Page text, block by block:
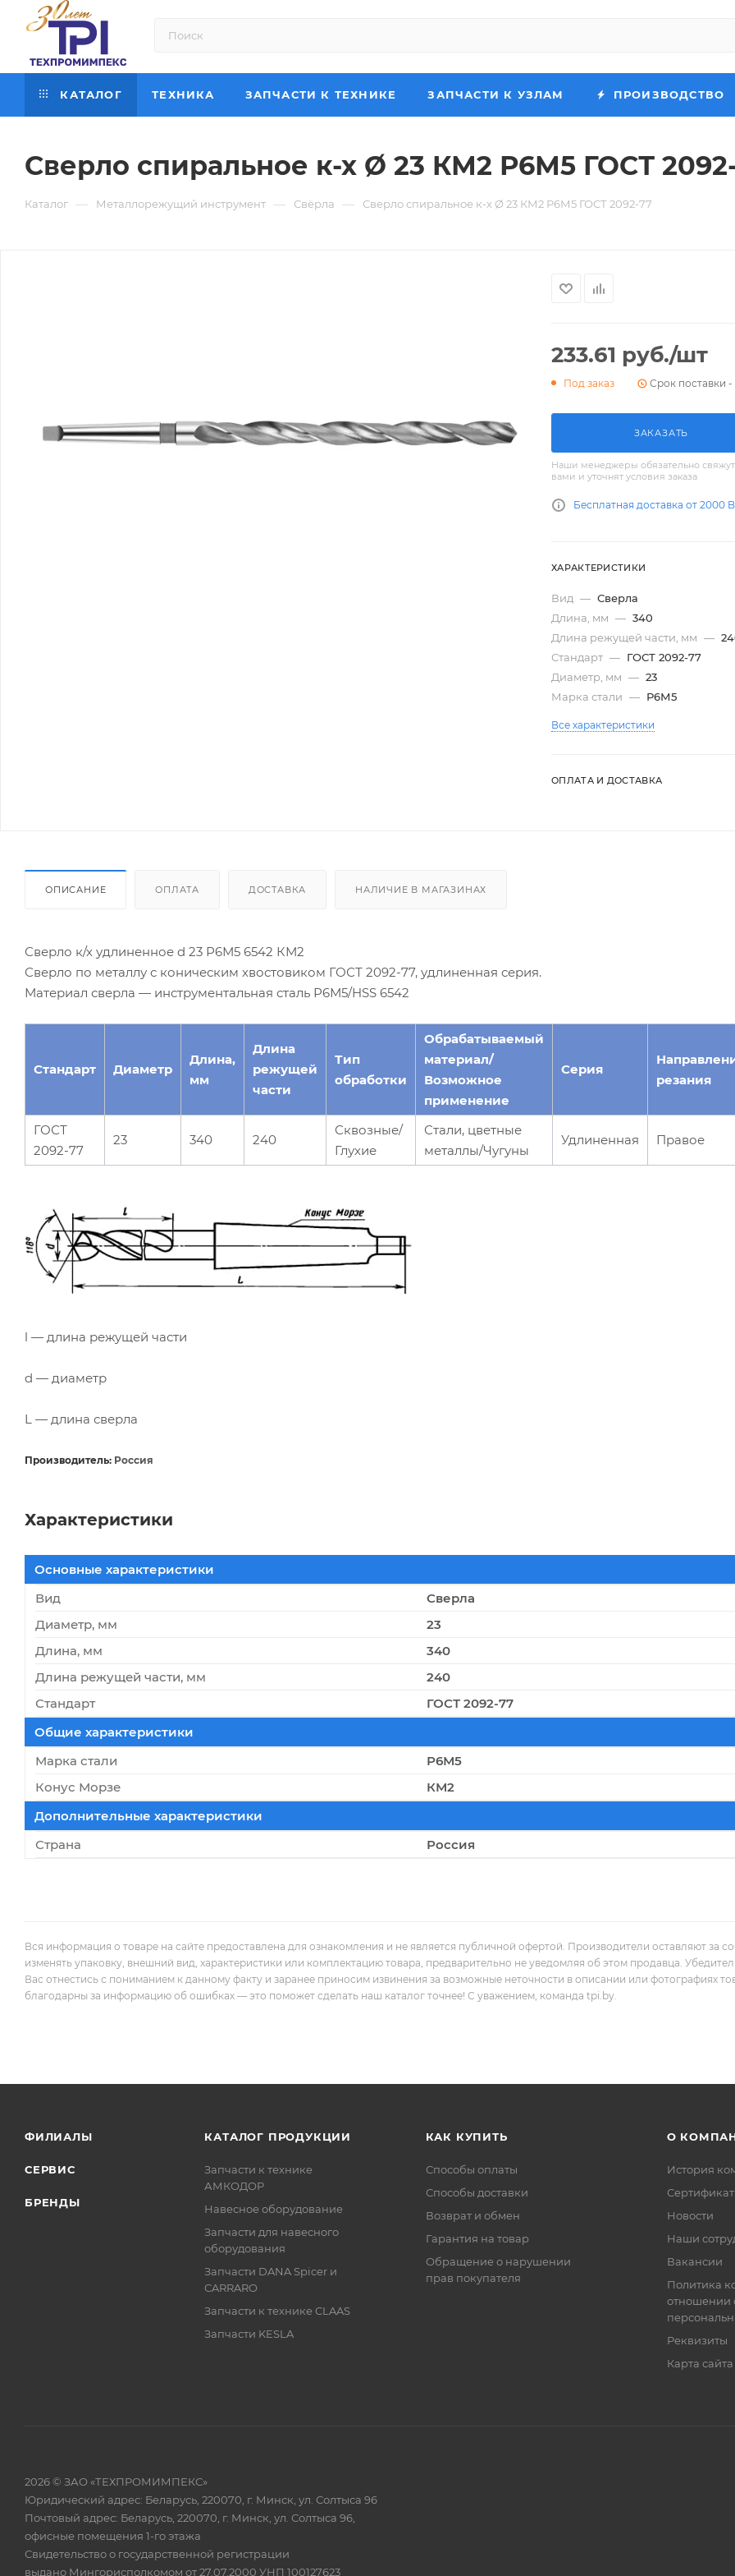
КАТАЛОГ ТЕХНИКА ЗАПЧАСТИ К ТЕХНИКЕ ЗАПЧАСТИ К УЗЛАМ ПРОИЗВОДСТВО
Сверло спиральное к-х Ø 23 КМ2 Р6М5 ГОСТ
Каталог — Металлорежущий инструмент — Свёрла — Сверло спиральное к-х Ø 23 КМ2 Р6М5 ГОСТ 2092-77
233.61 руб./шт
Под заказ Срок поставки -
ЗАКАЗАТЬ
Наши менеджеры обязательно
вами и уточнят условия заказа
Бесплатная доставка от 2000
ХАРАКТЕРИСТИКИ
Вид — Сверла
Длина, мм — 340
Длина режущей части, мм —
Стандарт — ГОСТ 2092-77
Диаметр, мм — 23
Марка стали — Р6М5
Все характеристики
ОПЛАТА И ДОСТАВКА
ОПИСАНИЕ ОПЛАТА ДОСТАВКА НАЛИЧИЕ В МАГАЗИНАХ
Сверло к/х удлиненное d 23 Р6М5 6542 КМ2
Сверло по металлу с коническим хвостовиком ГОСТ 2092-77, удлиненная серия.
Материал сверла — инструментальная сталь Р6М5/HSS 6542
Стандарт Диаметр
Длина,
мм
Длина
режущей
части
Тип
обработки
Обрабатываемый
материал/
Возможное
применение
Серия
резания
ГОСТ
2092-77
23 340 240
Сквозные/
Глухие
Стали, цветные
металлы/Чугуны
Удлиненная Правое
l — длина режущей части
d — диаметр
L — длина сверла
Производитель: Россия
Характеристики
Основные характеристики
Вид
Сверла
Диаметр, мм
23
Длина, мм
340
Длина режущей части, мм
240
Стандарт
ГОСТ 2092-77
Общие характеристики
Марка стали
Р6М5
Конус Морзе
КМ2
Дополнительные характеристики
Страна
Россия
Вся информация о товаре на сайте предоставлена для ознакомления и не является публичной офертой. Производители оставляют за
изменять упаковку, внешний вид, характеристики или комплектацию товара, предварительно не уведомляя об этом продавца.
Вас отнестись с пониманием к данному факту и заранее приносим извинения за возможные неточности в описании или фотографиях
благодарны за информацию об ошибках — это поможет сделать наш каталог точнее! С уважением, команда tpi.by.
ФИЛИАЛЫ
СЕРВИС
БРЕНДЫ
КАТАЛОГ ПРОДУКЦИИ
Запчасти к технике
АМКОДОР
Навесное оборудование
Запчасти для навесного
оборудования
Запчасти DANA Spicer и
CARRARO
Запчасти к технике CLAAS
Запчасти KESLA
КАК КУПИТЬ
Способы оплаты
Способы доставки
Возврат и обмен
Гарантия на товар
Обращение о нарушении
прав покупателя
О
История
Новости
Наши
Вакансии
Политика
отношении
Реквизиты
Карта сайта
2026 © ЗАО «ТЕХПРОМИМПЕКС»
Юридический адрес: Беларусь, 220070, г. Минск, ул. Солтыса 96
Почтовый адрес: Беларусь, 220070, г. Минск, ул. Солтыса 96,
офисные помещения 1-го этажа
Свидетельство о государственной регистрации
выдано Мингорисполкомом от 27.07.2000 УНП 100127623